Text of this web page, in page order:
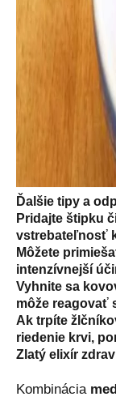
Ďalšie tipy a
Pridajte štipku
vstrebateľnosť
Môžete
intenzívnejší
Vyhnite sa
môže reagovať
Ak trpíte
riedenie krvi,
Zlatý elixír
Kombinácia